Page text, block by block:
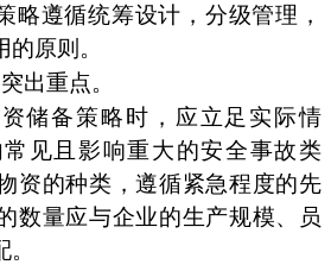
略遵循统筹设计，分级管理，
原则。
出重点。
储备策略时，应立足实际情
见且影响重大的安全事故类
资的种类，遵循紧急程度的先
数量应与企业的生产规模、员